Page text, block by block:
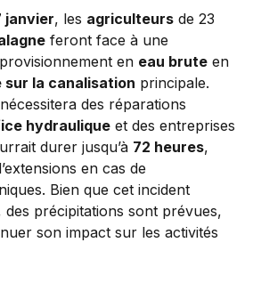
janvier, les agriculteurs de 23
feront face à une
en eau brute en
sur la canalisation principale.
des réparations
hydraulique et des entreprises
durer jusqu’à 72 heures,
en cas de
Bien que cet incident
précipitations sont prévues,
son impact sur les activités